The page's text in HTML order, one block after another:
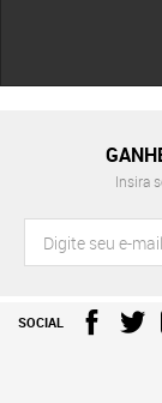
Insira
SOCIAL